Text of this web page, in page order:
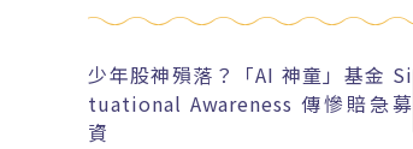
少年股神殞落？「AI 神童」基金 Si
tuational Awareness 傳慘賠急募
資